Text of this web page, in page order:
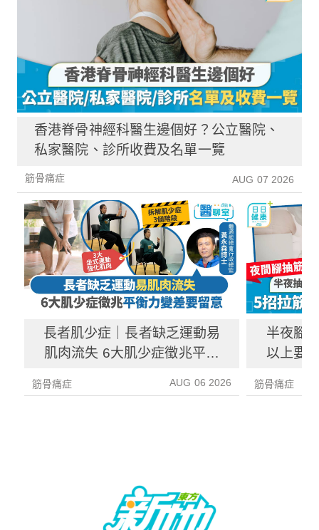
香港脊骨神經科醫生邊個好？公立醫院、
私家醫院、診所收費及名單一覽
筋骨痛症 AUG 07 2026
長者肌少症｜長者缺乏運動易
肌肉流失 6大肌少症徵兆平衡
筋骨痛症 AUG 06 2026
半夜腳
以上要
筋骨痛症